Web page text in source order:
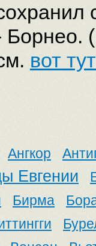
Борнео.
вот тут
Ангкор
Евгении
Бирма